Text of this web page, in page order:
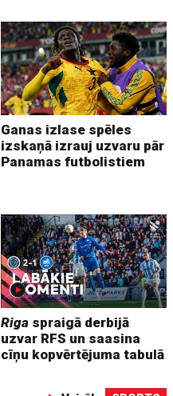
Ganas izlase spēles
izskaņā izrauj uzvaru pār
Panamas futbolistiem
Riga spraigā derbijā
uzvar RFS un saasina
cīņu kopvērtējuma tabulā